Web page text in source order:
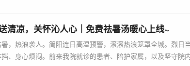
清凉，关怀沁人心｜免费祛暑汤暖心上线~
暑，热浪袭人。简阳连日高温预警，滚滚热浪笼罩全城。烈日
、身心烦闷。前来我院就诊的患者、陪护家属，以及坚守院